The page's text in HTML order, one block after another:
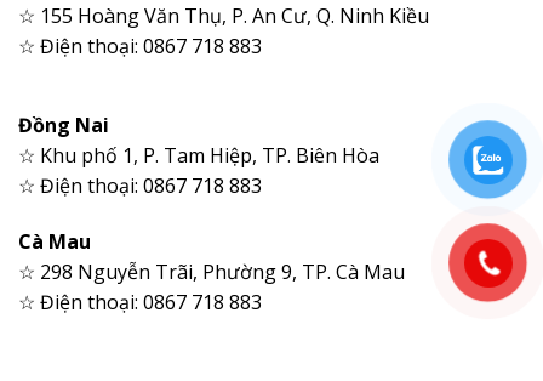
☆ 155 Hoàng Văn Thụ, P. An Cư, Q. Ninh Kiều
☆ Điện thoại: 0867 718 883
Đồng Nai
☆ Khu phố 1, P. Tam Hiệp, TP. Biên Hòa
☆ Điện thoại: 0867 718 883
Cà Mau
☆ 298 Nguyễn Trãi, Phường 9, TP. Cà Mau
☆ Điện thoại: 0867 718 883